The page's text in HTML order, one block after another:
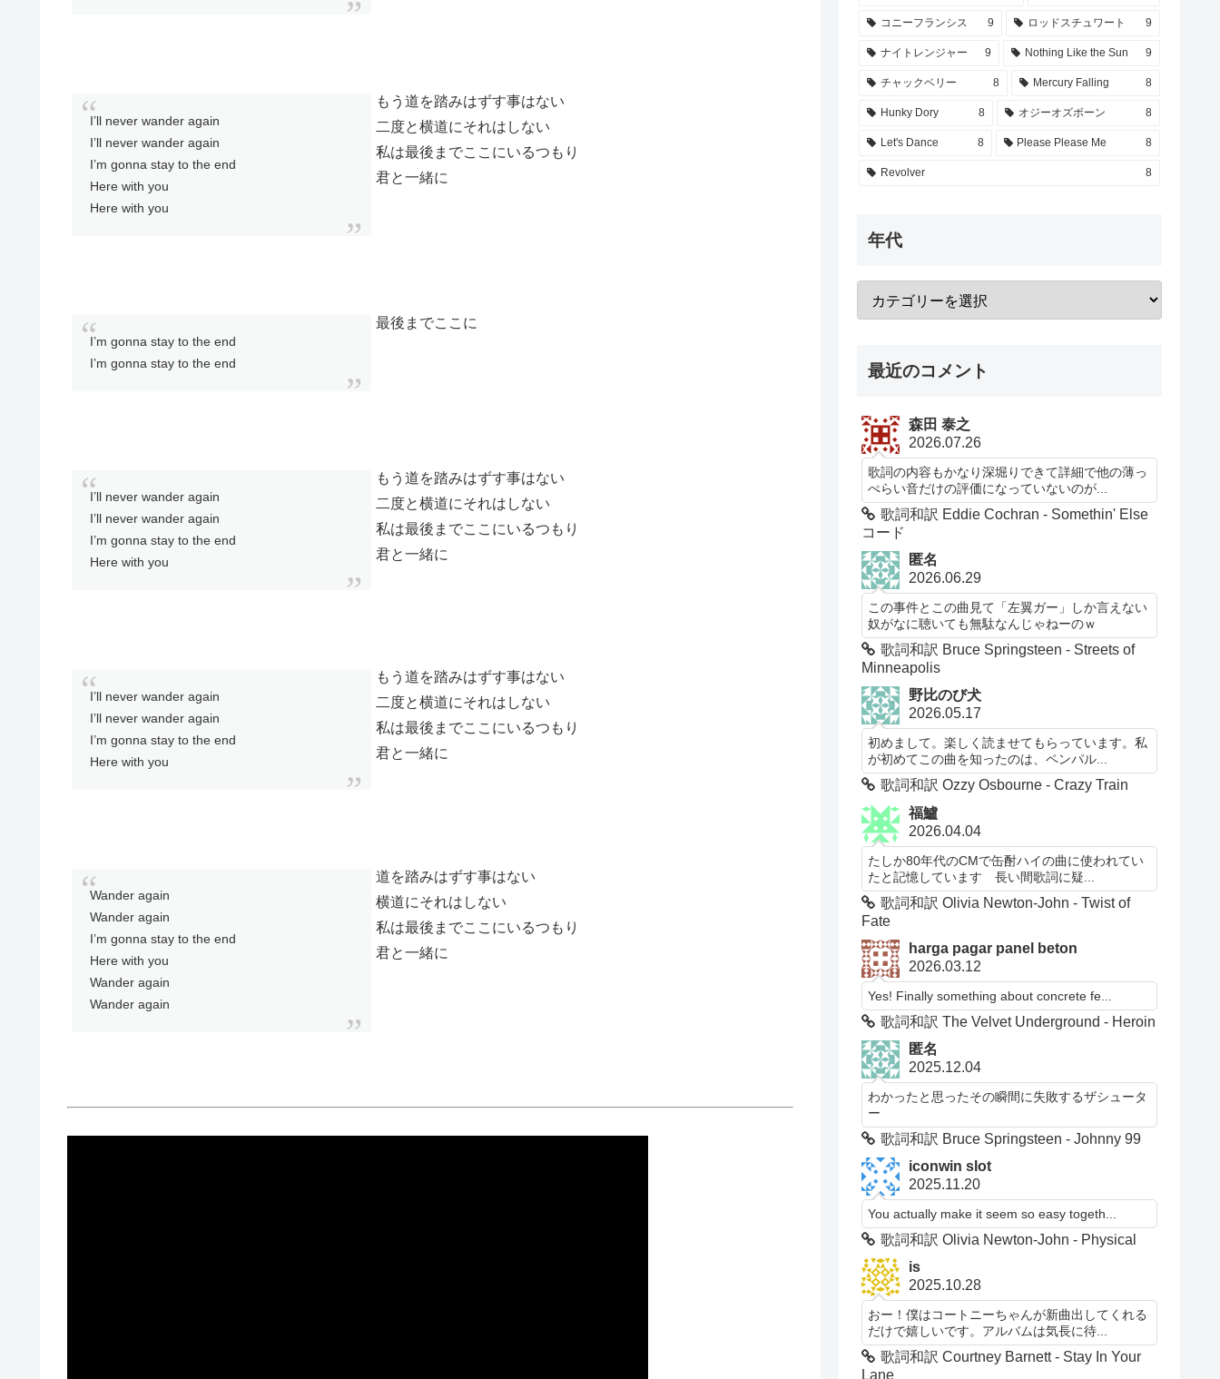
I’ll never wander again
I’ll never wander again
I’m gonna stay to the end
Here with you
Here with you
もう道を踏みはずす事はない
二度と横道にそれはしない
私は最後までここにいるつもり
君と一緒に
I’m gonna stay to the end
I’m gonna stay to the end
最後までここに
I’ll never wander again
I’ll never wander again
I’m gonna stay to the end
Here with you
もう道を踏みはずす事はない
二度と横道にそれはしない
私は最後までここにいるつもり
君と一緒に
I’ll never wander again
I’ll never wander again
I’m gonna stay to the end
Here with you
もう道を踏みはずす事はない
二度と横道にそれはしない
私は最後までここにいるつもり
君と一緒に
Wander again
Wander again
I’m gonna stay to the end
Here with you
Wander again
Wander again
道を踏みはずす事はない
横道にそれはしない
私は最後までここにいるつもり
君と一緒に
コニーフランシス 9 ロッドスチュワート 9
ナイトレンジャー 9 Nothing Like the Sun 9
チャックベリー 8 Mercury Falling 8
Hunky Dory 8 オジーオズボーン 8
Let's Dance 8 Please Please Me 8
Revolver 8
年代
最近のコメント
森田 泰之
2026.07.26
歌詞の内容もかなり深堀りできて詳細で他の薄っ
ぺらい音だけの評価になっていないのが...
歌詞和訳 Eddie Cochran - Somethin' Else
コード
匿名
2026.06.29
この事件とこの曲見て「左翼ガー」しか言えない
奴がなに聴いても無駄なんじゃねーのｗ
歌詞和訳 Bruce Springsteen - Streets of
Minneapolis
野比のび犬
2026.05.17
初めまして。楽しく読ませてもらっています。私
が初めてこの曲を知ったのは、ペンパル...
歌詞和訳 Ozzy Osbourne - Crazy Train
福鱸
2026.04.04
たしか80年代のCMで缶酎ハイの曲に使われてい
たと記憶しています 長い間歌詞に疑...
歌詞和訳 Olivia Newton-John - Twist of
Fate
harga pagar panel beton
2026.03.12
Yes! Finally something about concrete fe...
歌詞和訳 The Velvet Underground - Heroin
匿名
2025.12.04
わかったと思ったその瞬間に失敗するザシュータ
ー
歌詞和訳 Bruce Springsteen - Johnny 99
iconwin slot
2025.11.20
You actually make it seem so easy togeth...
歌詞和訳 Olivia Newton-John - Physical
is
2025.10.28
おー！僕はコートニーちゃんが新曲出してくれる
だけで嬉しいです。アルバムは気長に待...
歌詞和訳 Courtney Barnett - Stay In Your
Lane